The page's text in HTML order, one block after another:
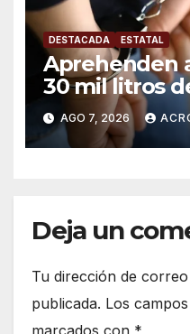
DESTACADA ESTATAL
Aprehenden
30 mil litros
AGO 7, 2026
Deja un
Tu dirección de
publicada. Los